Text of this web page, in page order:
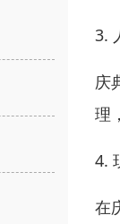
3.
庆
理
4.
在